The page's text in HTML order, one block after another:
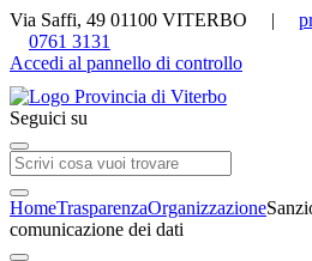
Via Saffi, 49 01100 VITERBO |
0761 3131
Accedi al pannello di controllo
Seguici su
HomeTrasparenzaOrganizzazione
comunicazione dei dati